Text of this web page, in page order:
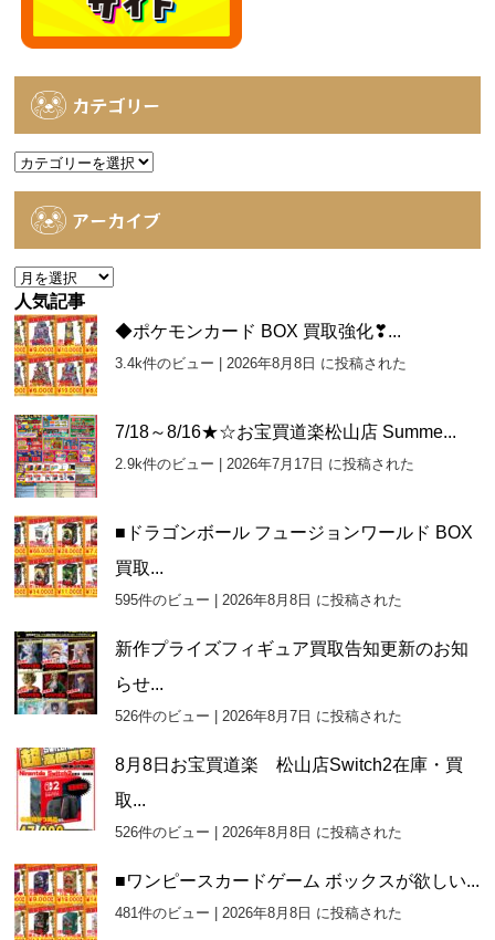
カテゴリー
カ
アーカイブ
ア
ー
カ
イ
ブ
人気記事
◆ポケモンカード BOX 買取強化❣...
3.4k件のビュー |2026年8月8日 に投稿された
7/18～8/16★☆お宝買道楽松山店 Summe...
2.9k件のビュー |2026年7月17日 に投稿された
■ドラゴンボール フュージョンワールド BOX
買取...
595件のビュー |2026年8月8日 に投稿された
新作プライズフィギュア買取告知更新のお知
らせ...
526件のビュー |2026年8月7日 に投稿された
8月8日お宝買道楽 松山店Switch2在庫・買
取...
526件のビュー |2026年8月8日 に投稿された
■ワンピースカードゲーム ボックスが欲しい...
481件のビュー |2026年8月8日 に投稿された